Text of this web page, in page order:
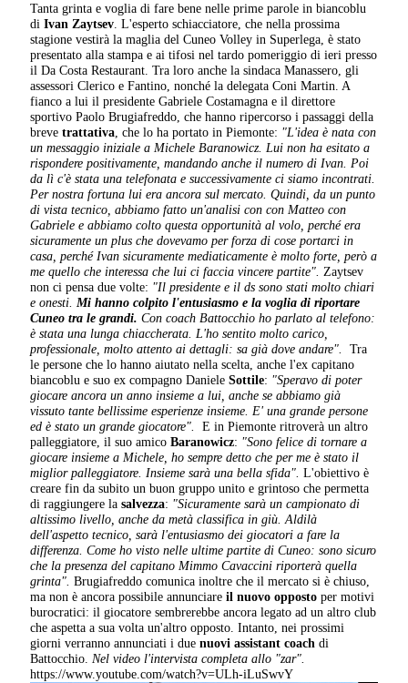
Tanta grinta e voglia di fare bene nelle prime parole in biancoblu
diIvan Zaytsev. L'esperto schiacciatore, che nella prossima
stagione vestirà la maglia del Cuneo Volley in Superlega, è stato
presentato alla stampa e ai tifosi nel tardo pomeriggio di ieri presso
il Da Costa Restaurant. Tra loro anche la sindaca Manassero, gli
assessori Clerico e Fantino, nonché la delegata Coni Martin. A
fianco a lui il presidente Gabriele Costamagna e il direttore
sportivo Paolo Brugiafreddo, che hanno ripercorso i passaggi della
brevetrattativa, che lo ha portato in Piemonte: "L'idea è nata con
un messaggio iniziale a Michele Baranowicz. Lui non ha esitato a
rispondere positivamente, mandando anche il numero di Ivan. Poi
da lì c'è stata una telefonata e successivamente ci siamo incontrati.
Per nostra fortuna lui era ancora sul mercato. Quindi, da un punto
di vista tecnico, abbiamo fatto un'analisi con con Matteo con
Gabriele e abbiamo colto questa opportunità al volo, perché era
sicuramente un plus che dovevamo per forza di cose portarci in
casa, perché Ivan sicuramente mediaticamente è molto forte, però a
me quello che interessa che lui ci faccia vincere partite". Zaytsev
non ci pensa due volte: "Il presidente e il ds sono stati molto chiari
e onesti.Mi hanno colpito l'entusiasmo e la voglia di riportare
Cuneo tra le grandi. Con coach Battocchio ho parlato al telefono:
è stata una lunga chiaccherata. L'ho sentito molto carico,
professionale, molto attento ai dettagli: sa già dove andare".
Tra
le persone che lo hanno aiutato nella scelta, anche l'ex capitano
biancoblu e suo ex compagno DanieleSottile: "Speravo di poter
giocare ancora un anno insieme a lui, anche se abbiamo già
vissuto tante bellissime esperienze insieme. E' una grande persone
ed è stato un grande giocatore".
E in Piemonte ritroverà un altro
palleggiatore, il suo amicoBaranowicz: "Sono felice di tornare a
giocare insieme a Michele, ho sempre detto che per me è stato il
miglior palleggiatore. Insieme sarà una bella sfida". L'obiettivo è
creare fin da subito un buon gruppo unito e grintoso che permetta
di raggiungere lasalvezza: "Sicuramente sarà un campionato di
altissimo livello, anche da metà classifica in giù. Aldilà
dell'aspetto tecnico, sarà l'entusiasmo dei giocatori a fare la
differenza. Come ho visto nelle ultime partite di Cuneo: sono sicuro
che la presenza del capitano Mimmo Cavaccini riporterà quella
grinta". Brugiafreddo comunica inoltre che il mercato si è chiuso,
ma non è ancora possibile annunciare il nuovo opposto per motivi
burocratici: il giocatore sembrerebbe ancora legato ad un altro club
che aspetta a sua volta un'altro opposto. Intanto, nei prossimi
giorni verranno annunciati i duenuovi assistant coach di
Battocchio.Nel video l'intervista completa allo "zar".
https://www.youtube.com/watch?v=ULh-iLuSwvY